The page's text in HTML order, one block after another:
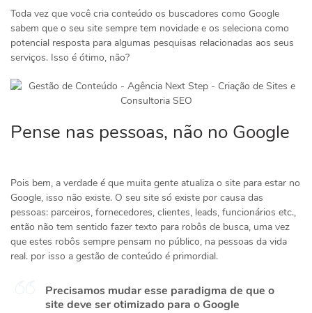
Toda vez que você cria conteúdo os buscadores como Google
sabem que o seu site sempre tem novidade e os seleciona como
potencial resposta para algumas pesquisas relacionadas aos seus
serviços. Isso é ótimo, não?
Pense nas pessoas, não no Google
Pois bem, a verdade é que muita gente atualiza o site para estar no
Google, isso não existe. O seu site só existe por causa das
pessoas: parceiros, fornecedores, clientes, leads, funcionários etc.,
então não tem sentido fazer texto para robôs de busca, uma vez
que estes robôs sempre pensam no público, na pessoas da vida
real. por isso a gestão de conteúdo é primordial.
Precisamos mudar esse paradigma de que o
site deve ser otimizado para o Google